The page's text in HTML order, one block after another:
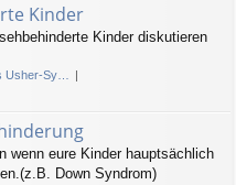
Kinder
Kinder diskutieren
Usher-Sy…
wenn eure Kinder hauptsächlich
Down Syndrom)